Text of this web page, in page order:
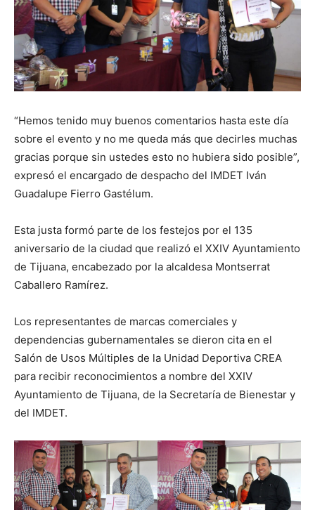
“Hemos tenido muy buenos comentarios hasta este día
sobre el evento y no me queda más que decirles muchas
gracias porque sin ustedes esto no hubiera sido posible”,
expresó el encargado de despacho del IMDET Iván
Guadalupe Fierro Gastélum.
Esta justa formó parte de los festejos por el 135
aniversario de la ciudad que realizó el XXIV Ayuntamiento
de Tijuana, encabezado por la alcaldesa Montserrat
Caballero Ramírez.
Los representantes de marcas comerciales y
dependencias gubernamentales se dieron cita en el
Salón de Usos Múltiples de la Unidad Deportiva CREA
para recibir reconocimientos a nombre del XXIV
Ayuntamiento de Tijuana, de la Secretaría de Bienestar y
del IMDET.